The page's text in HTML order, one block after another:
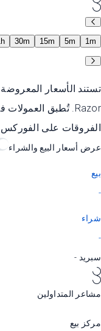
1m
5m
15m
30m
1h
تستند الأسعار
الفروقات على
عرض أسعار البيع والشراء
بيع
-
شراء
-
سبريد -
مشاعر المتداولين
مركز بيع